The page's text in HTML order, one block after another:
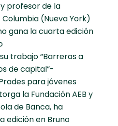
profesor de la
Columbia (Nueva York)
gana la cuarta edición
trabajo “Barreras a
de capital”-
para jóvenes
la Fundación AEB y
de Banca, ha
edición en Bruno